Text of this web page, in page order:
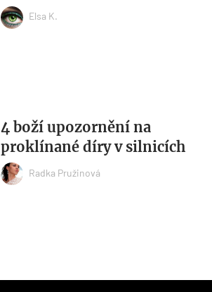
Elsa K.
4 boží upozornění na
proklínané díry v silnicích
Radka Pružinová